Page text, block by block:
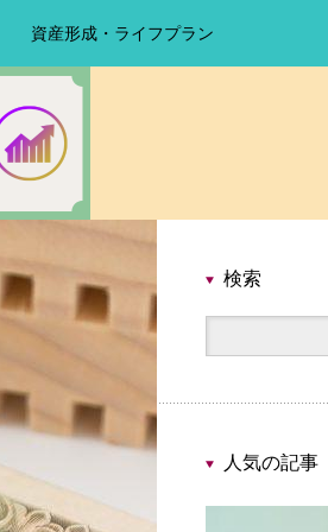
資産形成・ライフプラン
検索
人気の記事